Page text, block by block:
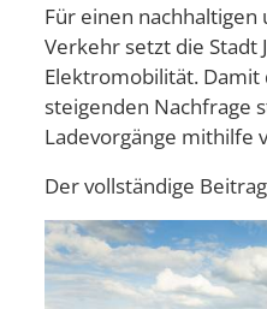
Für einen
Verkehr setzt die Stadt
Elektromobilität.
steigenden Nachfrage
Ladevorgänge mithilfe
Der vollständige
Bild